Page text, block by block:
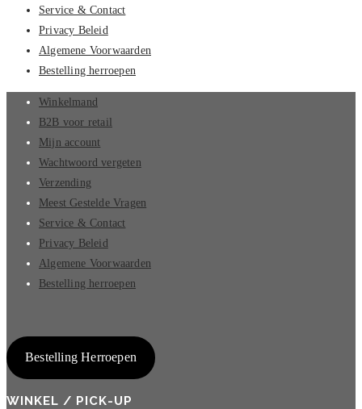
Service & Contact
Privacy Beleid
Algemene Voorwaarden
Bestelling herroepen
Winkelmand
B2B voor retail
Mijn account
Wachtwoord vergeten
Verzending
Meest Gestelde Vragen
Service & Contact
Privacy Beleid
Algemene Voorwaarden
Bestelling herroepen
Bestelling Herroepen
WINKEL / PICK-UP